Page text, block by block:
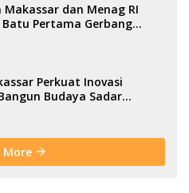
dan Menag RI
Pertama Gerbang
Perkuat Inovasi
Budaya Sadar
More